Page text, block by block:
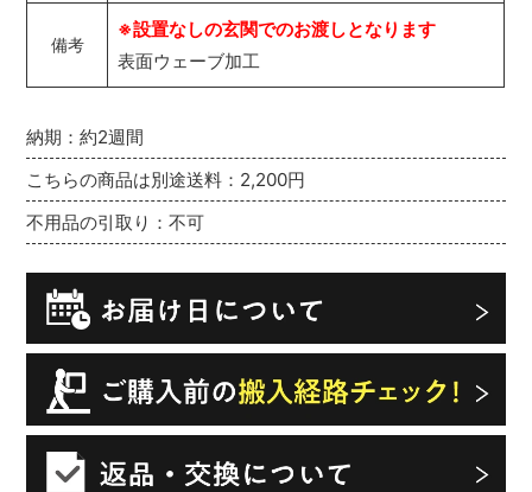
納期：約2週間
こちらの商品は別途送料：2,200円
不用品の引取り：不可
備考
※設置なしの玄関でのお渡しとなります
表面ウェーブ加工